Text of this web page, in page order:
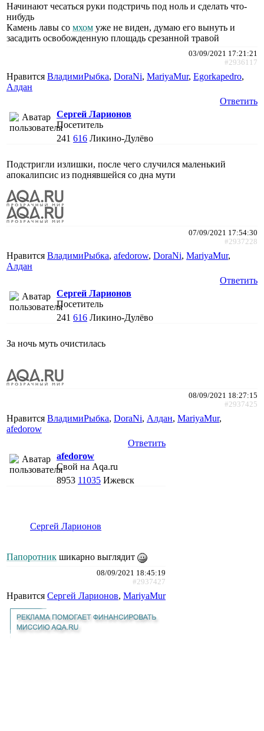
Начинают чесаться руки подстричь под ноль и сделать что-
нибудь
Камень лавы со мхом уже не виден, думаю его вынуть и
засадить освобожденную площадь срезанной травой
03/09/2021 17:21:21
#2936117
Нравится ВладимиРыбка, DoraNi, MariyaMur, Egorkapedro,
Алдан
Ответить
Сергей Ларионов
Посетитель
241 616 Ликино-Дулёво
Подстригли излишки, после чего случился маленький
апокалипсис из поднявшейся со дна мути
07/09/2021 17:54:30
#2937228
Нравится ВладимиРыбка, afedorow, DoraNi, MariyaMur,
Алдан
Ответить
Сергей Ларионов
Посетитель
241 616 Ликино-Дулёво
За ночь муть очистилась
08/09/2021 18:27:15
#2937425
Нравится ВладимиРыбка, DoraNi, Алдан, MariyaMur,
afedorow
Ответить
afedorow
Свой на Aqa.ru
8953 11035 Ижевск
Сергей Ларионов
Папоротник шикарно выглядит
08/09/2021 18:45:19
#2937427
Нравится Сергей Ларионов, MariyaMur